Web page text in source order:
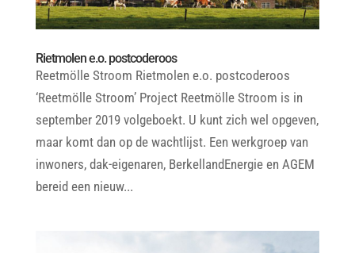
Rietmolen e.o. postcoderoos
Reetmölle Stroom Rietmolen e.o. postcoderoos
‘Reetmölle Stroom’ Project Reetmölle Stroom is in
september 2019 volgeboekt. U kunt zich wel opgeven,
maar komt dan op de wachtlijst. Een werkgroep van
inwoners, dak-eigenaren, BerkellandEnergie en AGEM
bereid een nieuw...